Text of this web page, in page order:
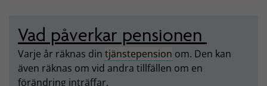
Vad påverkar pensionen
Varje år räknas din tjänstepension om. Den kan
även räknas om vid andra tillfällen om en
förändring inträffar.